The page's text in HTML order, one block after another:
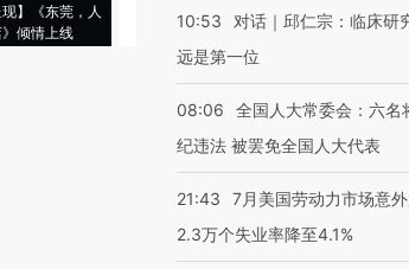
现】《东莞，人
倾情上线
会，让数智科技“链”接产
【特别呈现】
有意思的生活
10:53
对话｜邱仁宗：临床研
远是第一位
08:06
全国人大常委会：六名
纪违法 被罢免全国人大代表
21:43
7月美国劳动力市场意
2.3万个失业率降至4.1%